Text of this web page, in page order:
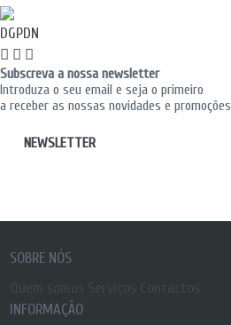
DGPDN
Subscreva a nossa newsletter
Introduza o seu email e seja o primeiro
a receber as nossas novidades e promoções
NEWSLETTER
SOBRE NÓS
INFORMAÇÃO